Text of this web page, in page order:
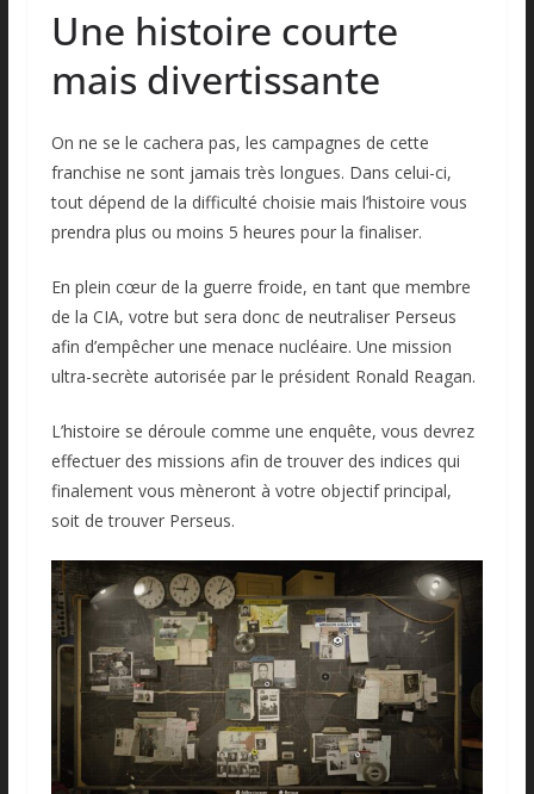
Une histoire courte
mais divertissante
On ne se le cachera pas, les campagnes de cette
franchise ne sont jamais très longues. Dans celui-ci,
tout dépend de la difficulté choisie mais l’histoire vous
prendra plus ou moins 5 heures pour la finaliser.
En plein cœur de la guerre froide, en tant que membre
de la CIA, votre but sera donc de neutraliser Perseus
afin d’empêcher une menace nucléaire. Une mission
ultra-secrète autorisée par le président Ronald Reagan.
L’histoire se déroule comme une enquête, vous devrez
effectuer des missions afin de trouver des indices qui
finalement vous mèneront à votre objectif principal,
soit de trouver Perseus.